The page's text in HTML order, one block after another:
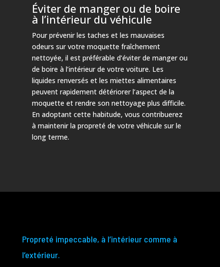
Éviter de manger ou de boire
à l’intérieur du véhicule
Pour prévenir les taches et les mauvaises
odeurs sur votre moquette fraîchement
nettoyée, il est préférable d’éviter de manger ou
de boire à l’intérieur de votre voiture. Les
liquides renversés et les miettes alimentaires
peuvent rapidement détériorer l’aspect de la
moquette et rendre son nettoyage plus difficile.
En adoptant cette habitude, vous contribuerez
à maintenir la propreté de votre véhicule sur le
long terme.
Propreté impeccable, à l’intérieur comme à
l’extérieur.